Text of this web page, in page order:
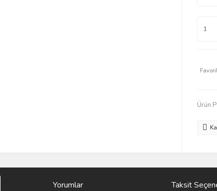
Ürün
Yorumlar Taksit